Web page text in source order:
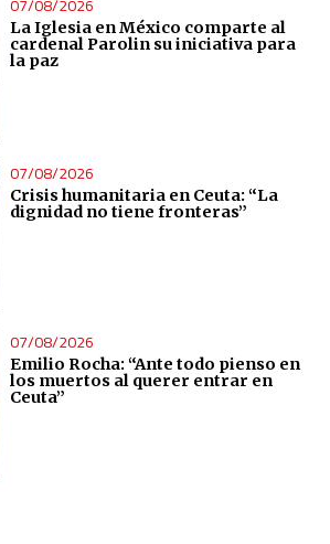
07/08/2026
La Iglesia en México comparte al
cardenal Parolin su iniciativa para
la paz
07/08/2026
Crisis humanitaria en Ceuta: “La
dignidad no tiene fronteras”
07/08/2026
Emilio Rocha: “Ante todo pienso en
los muertos al querer entrar en
Ceuta”